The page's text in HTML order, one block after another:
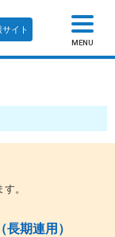
イト
MENU
。
期連用）